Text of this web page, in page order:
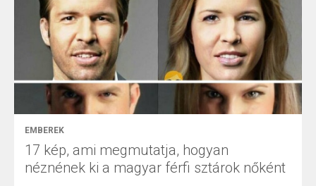
EMBEREK
17 kép, ami megmutatja, hogyan
néznének ki a magyar férfi sztárok nőként